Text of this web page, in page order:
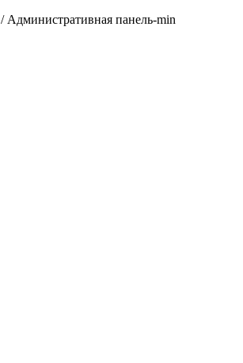
/ Административная панель-min